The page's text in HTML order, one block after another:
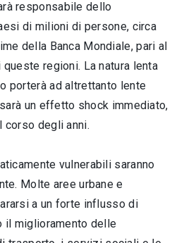
responsabile dello
di milioni di persone, circa
della Banca Mondiale, pari al
regioni. La natura lenta
porterà ad altrettanto lente
un effetto shock immediato,
corso degli anni.
vulnerabili saranno
Molte aree urbane e
a un forte influsso di
il miglioramento delle